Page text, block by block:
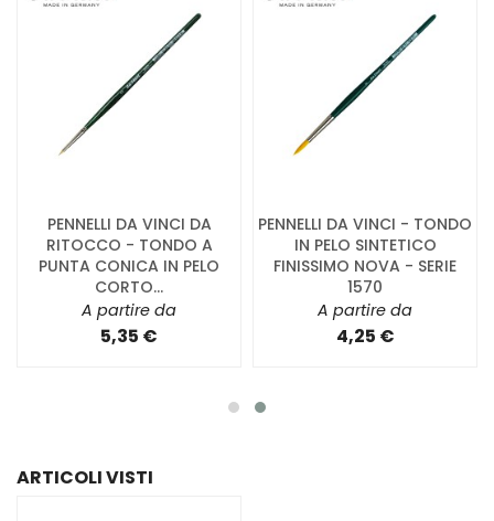
PENNELLI DA VINCI DA
RITOCCO - TONDO A
PUNTA CONICA IN PELO
CORTO...
A partire da
5,35 €
PENNELLI DA VINCI - TONDO
IN PELO SINTETICO
FINISSIMO NOVA - SERIE
1570
A partire da
4,25 €
ARTICOLI VISTI